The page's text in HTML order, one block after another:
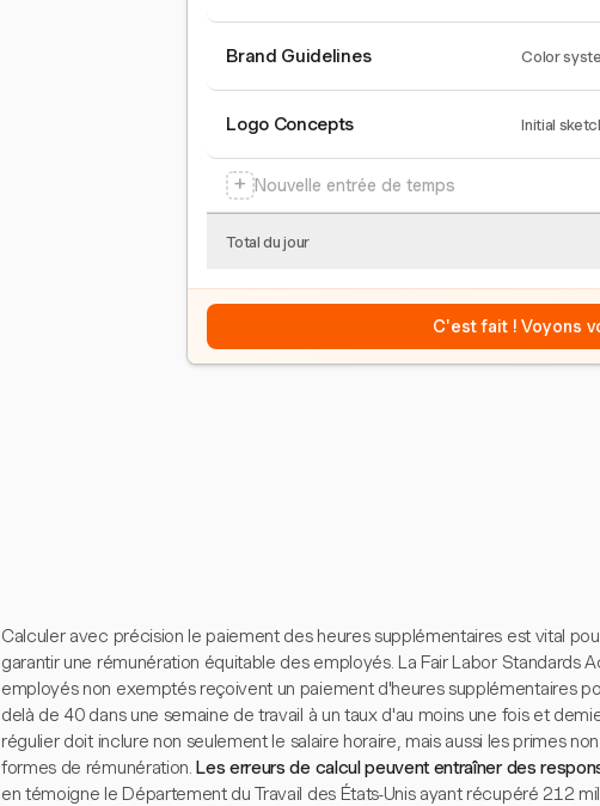
Brand Guidelines Color
Logo Concepts Initial
+ Nouvelle entrée de temps
Total du jour
C'est fait ! Voyons
Calculer avec précision le paiement des heures supplémentaires est vital
garantir une rémunération équitable des employés. La Fair Labor Standards
employés non exemptés reçoivent un paiement d'heures supplémentaires
delà de 40 dans une semaine de travail à un taux d'au moins une fois et
régulier doit inclure non seulement le salaire horaire, mais aussi les primes
formes de rémunération.Les erreurs de calcul peuvent entraîner des
en témoigne le Département du Travail des États-Unis ayant récupéré 212